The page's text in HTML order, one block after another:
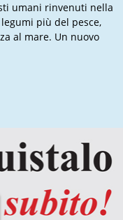
umani rinvenuti nella
più del pesce,
al mare. Un nuovo